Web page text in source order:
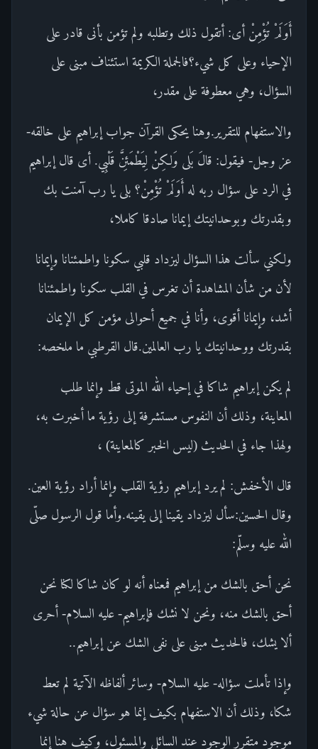
أَوَلَمْ تُؤْمِنْ أى: أتقول ذلك وتطلبه ولم تؤمن بأنى قادر على
الإحياء وعلى كل شيء؟فالجملة الكريمة استئناف مبنى على
السؤال، وهي معطوفة على مقدر،
والاستفهام للتقرير.وهنا يحكى القرآن جواب إبراهيم على خالقه-
عز وجل- فيقول: قالَ بَلى وَلكِنْ لِيَطْمَئِنَّ قَلْبِي. أى قال إبراهيم
في الرد على سؤال ربه له أَوَلَمْ تُؤْمِنْ؟ بلى يا رب آمنت بك
وبقدرتك وبوحدانيتك إيمانا صادقا كاملا،
ولكني سألت هذا السؤال ليزداد قلبي سكونا واطمئنانا وإيمانا
لأن من شأن المشاهدة أن تغرس في القلب سكونا واطمئنانا
أشد، وإيمانا أقوى، وأنا في جميع أحوالى مؤمن كل الإيمان
بقدرتك ووحدانيتك يا رب العالمين.قال القرطبي ما ملخصه:
لم يكن إبراهيم شاكا في إحياء الله الموتى قط وإنما طلب
المعاينة، وذلك أن النفوس مستشرفة إلى رؤية ما أخبرت به،
ولهذا جاء في الحديث (ليس الخبر كالمعاينة) ،
قال الأخفش: لم يرد إبراهيم رؤية القلب وإنما أراد رؤية العين.
وقال الحسين:سأل ليزداد يقينا إلى يقينه.وأما قول الرسول صلّى
الله عليه وسلّم:
نحن أحق بالشك من إبراهيم فمعناه أنه لو كان شاكا لكنا نحن
أحق بالشك منه، ونحن لا نشك فإبراهيم- عليه السلام- أحرى
ألا يشك، فالحديث مبنى على نفى الشك عن إبراهيم..
وإذا تأملت سؤاله- عليه السلام- وسائر ألفاظه الآتية لم تعط
شكا، وذلك أن الاستفهام بكيف إنما هو سؤال عن حالة شيء
موجود متقرر الوجود عند السائل والمسئول، وكيف هنا إنما